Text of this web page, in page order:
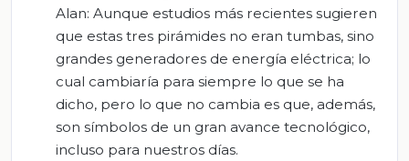
Alan: Aunque estudios más recientes sugieren
que estas tres pirámides no eran tumbas, sino
grandes generadores de energía eléctrica; lo
cual cambiaría para siempre lo que se ha
dicho, pero lo que no cambia es que, además,
son símbolos de un gran avance tecnológico,
incluso para nuestros días.